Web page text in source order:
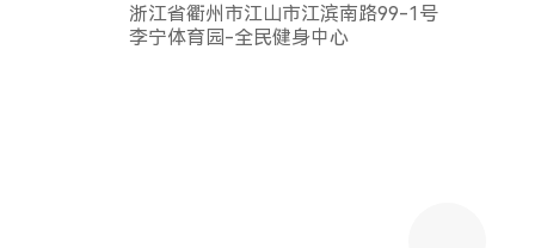
浙江省衢州市江山市江滨南路99-1号
李宁体育园-全民健身中心